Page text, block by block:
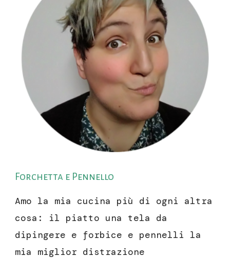
Forchetta e Pennello
Amo la mia cucina più di ogni altra
cosa: il piatto una tela da
dipingere e forbice e pennelli la
mia miglior distrazione